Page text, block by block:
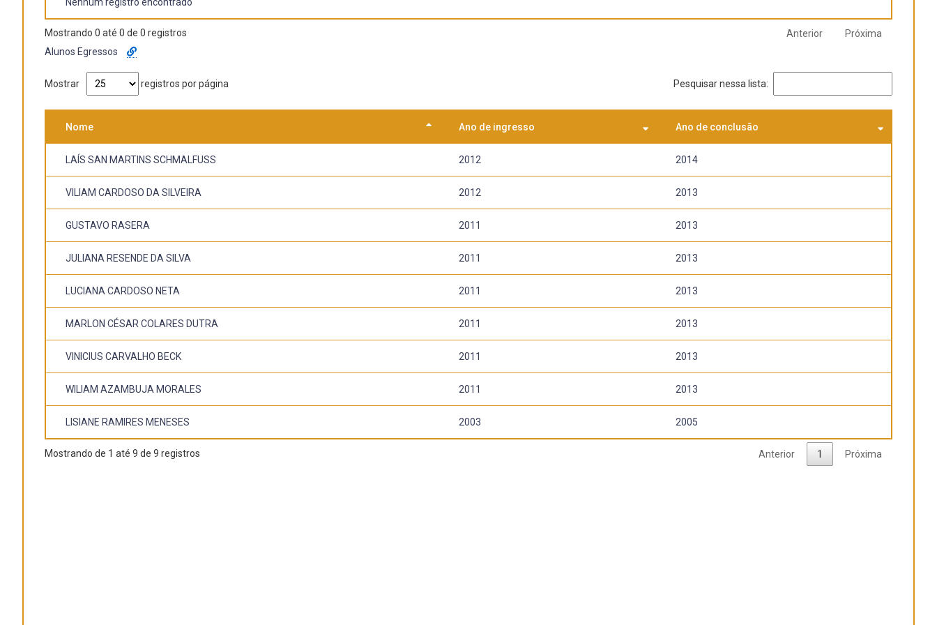
Mostrando 0 até 0 de 0 registros Anterior
Próxima
Alunos Egressos
Mostrar registros por página Pesquisar nessa lista:
Nome Ano de ingresso Ano de conclusão
LAÍS SAN MARTINS SCHMALFUSS 2012 2014
VILIAM CARDOSO DA SILVEIRA 2012 2013
GUSTAVO RASERA 2011 2013
JULIANA RESENDE DA SILVA 2011 2013
LUCIANA CARDOSO NETA 2011 2013
MARLON CÉSAR COLARES DUTRA 2011 2013
VINICIUS CARVALHO BECK 2011 2013
WILIAM AZAMBUJA MORALES 2011 2013
LISIANE RAMIRES MENESES 2003 2005
Mostrando de 1 até 9 de 9 registros Anterior 1 Próxima